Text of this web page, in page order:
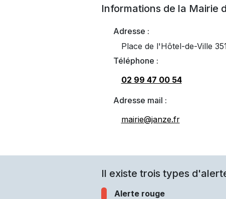
Informations de la Mairie
Adresse :
Place de l'Hôtel-de-Ville
Téléphone :
02 99 47 00 54
Adresse mail :
mairie@janze.fr
Il existe trois types
Alerte rouge